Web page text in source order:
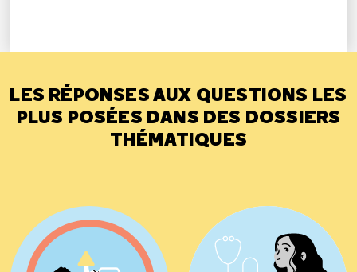
LES RÉPONSES AUX QUESTIONS LES
PLUS POSÉES DANS DES DOSSIERS
THÉMATIQUES